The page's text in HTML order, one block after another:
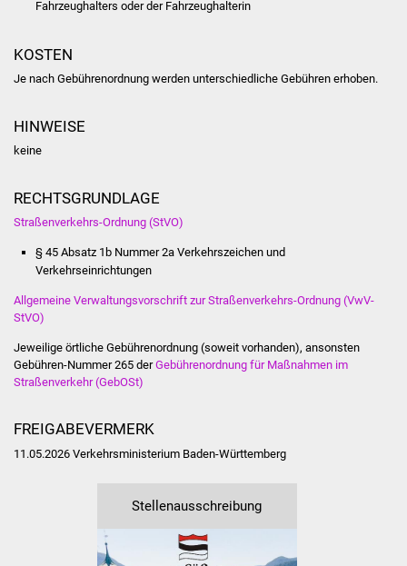
Volkshochschule
Suenergie
Gesundheit und Notfall
Ärzte und Apotheken
Fahrzeughalters oder der Fahrzeughalterin
KOSTEN
Je nach Gebührenordnung werden unterschiedliche Gebühren erhoben.
HINWEISE
keine
RECHTSGRUNDLAGE
Straßenverkehrs-Ordnung (StVO)
§ 45 Absatz 1b Nummer 2a Verkehrszeichen und
Verkehrseinrichtungen
Allgemeine Verwaltungsvorschrift zur Straßenverkehrs-Ordnung (VwV-
StVO)
Jeweilige örtliche Gebührenordnung (soweit vorhanden), ansonsten
Gebühren-Nummer 265 derGebührenordnung für Maßnahmen im
Straßenverkehr (GebOSt)
FREIGABEVERMERK
11.05.2026 Verkehrsministerium Baden-Württemberg
Stellenausschreibung